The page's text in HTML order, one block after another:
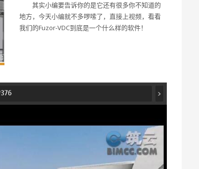
其实小编要告诉你的是它还有很多你不知道的
地方，今天小编就不多啰嗦了，直接上视频，看看
我们的Fuzor-VDC到底是一个什么样的软件！